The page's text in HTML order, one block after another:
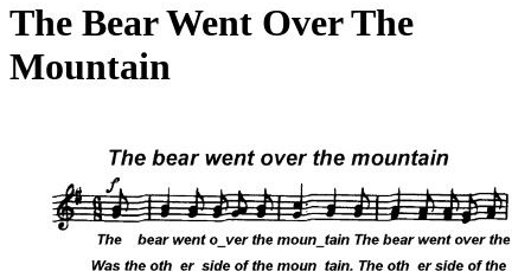
The Bear Went Over The
Mountain